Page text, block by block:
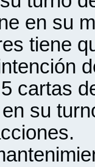
en su
tiene
cartas
su